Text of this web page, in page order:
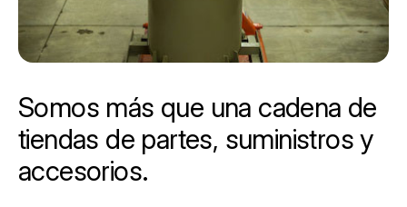
Somos más que una cadena de
tiendas de partes, suministros y
accesorios.